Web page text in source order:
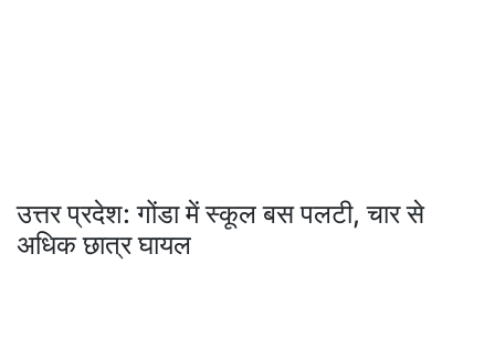
उत्तर प्रदेश: गोंडा में स्कूल बस पलटी, चार से
अधिक छात्र घायल